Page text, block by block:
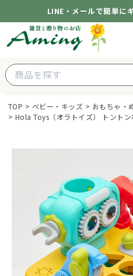
LINE・メールで簡単に
TOP ベビー・キッズ おもちゃ・
Hola Toys（オラトイズ） トント